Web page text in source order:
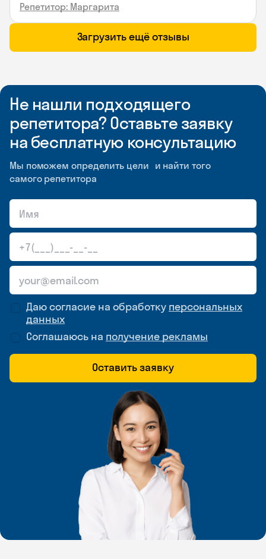
Репетитор: Маргарита
Загрузить ещё отзывы
Не нашли подходящего
репетитора? Оставьте заявку
на бесплатную консультацию
Мы поможем определить цели и найти того
самого репетитора
Даю согласие на обработку персональных
данных
Соглашаюсь на получение рекламы
Оставить заявку